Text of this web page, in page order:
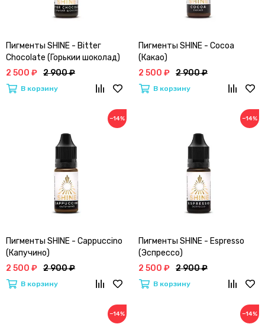
Пигменты SHINE - Віttег
Chocolate (Горькии шоколад)
2 500 ₽ 2 900 ₽
В корзину
Пигменты SHINE - Сосоа
(Какао)
2 500 ₽ 2 900 ₽
В корзину
−14%
Пигменты SHINE - Cappuccino
(Капучино)
2 500 ₽ 2 900 ₽
В корзину
−14%
Пигменты SHINE - Espresso
(Эспрессо)
2 500 ₽ 2 900 ₽
В корзину
−14% −14%